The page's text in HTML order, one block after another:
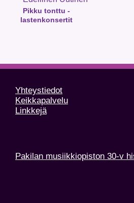
Pikku tonttu -
lastenkonsertit
Yhteystiedot
Keikkapalvelu
Linkkejä
Pakilan musiikkiopiston 30-v